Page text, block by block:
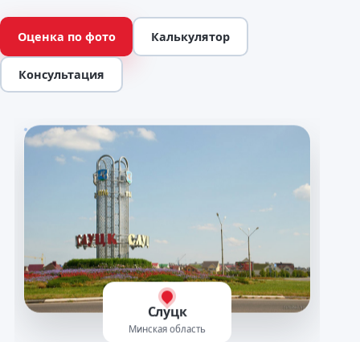
Оценка по фото Калькулятор
Консультация
Слуцк
Минская область